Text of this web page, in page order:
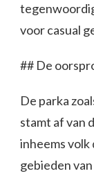
voor casual
## De
De parka
stamt af van
inheems volk
gebieden